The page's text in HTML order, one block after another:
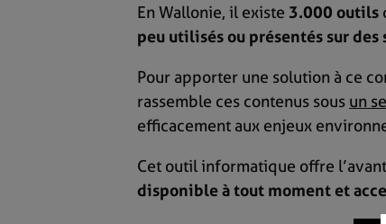
En Wallonie, il existe 3.000 outils
peu utilisés ou présentés sur
Pour apporter une solution à ce
rassemble ces contenus sous un
efficacement aux enjeux
Cet outil informatique offre
disponible à tout moment et